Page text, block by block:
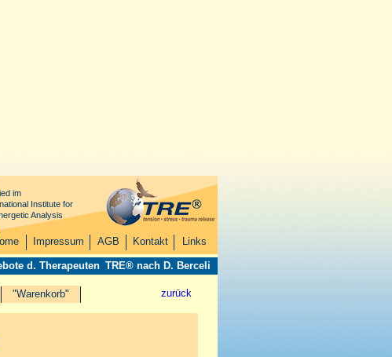
im
Institute for
Analysis
Impressum AGB Kontakt Links
d. Therapeuten TRE® nach D. Berceli
zurück
"Warenkorb"